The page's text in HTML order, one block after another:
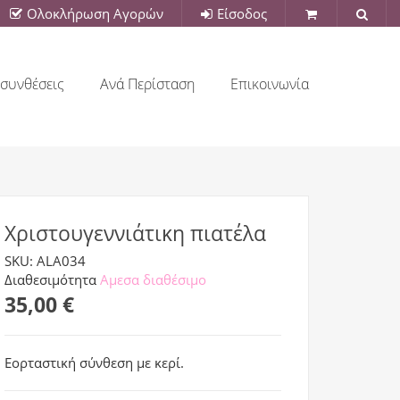
Ολοκλήρωση Αγορών Είσοδος
Ανά Περίσταση Επικοινωνία
Χριστουγεννιάτικη πιατέλα
SKU: ALA034
ΔιαθεσιμότηταΑμεσα διαθέσιμο
35,00 €
Εορταστική σύνθεση με κερί.